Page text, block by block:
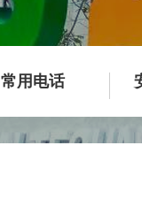
常用电话